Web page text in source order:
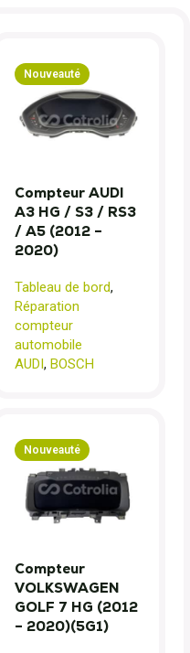
Nouveauté
Compteur AUDI
A3 HG / S3 / RS3
/ A5 (2012 –
2020)
Tableau de bord,
Réparation
compteur
automobile
AUDI, BOSCH
Nouveauté
Compteur
VOLKSWAGEN
GOLF 7 HG (2012
– 2020)(5G1)